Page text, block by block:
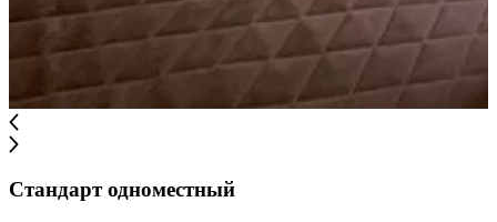
Стандарт одноместный